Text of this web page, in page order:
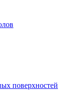
поверхностей